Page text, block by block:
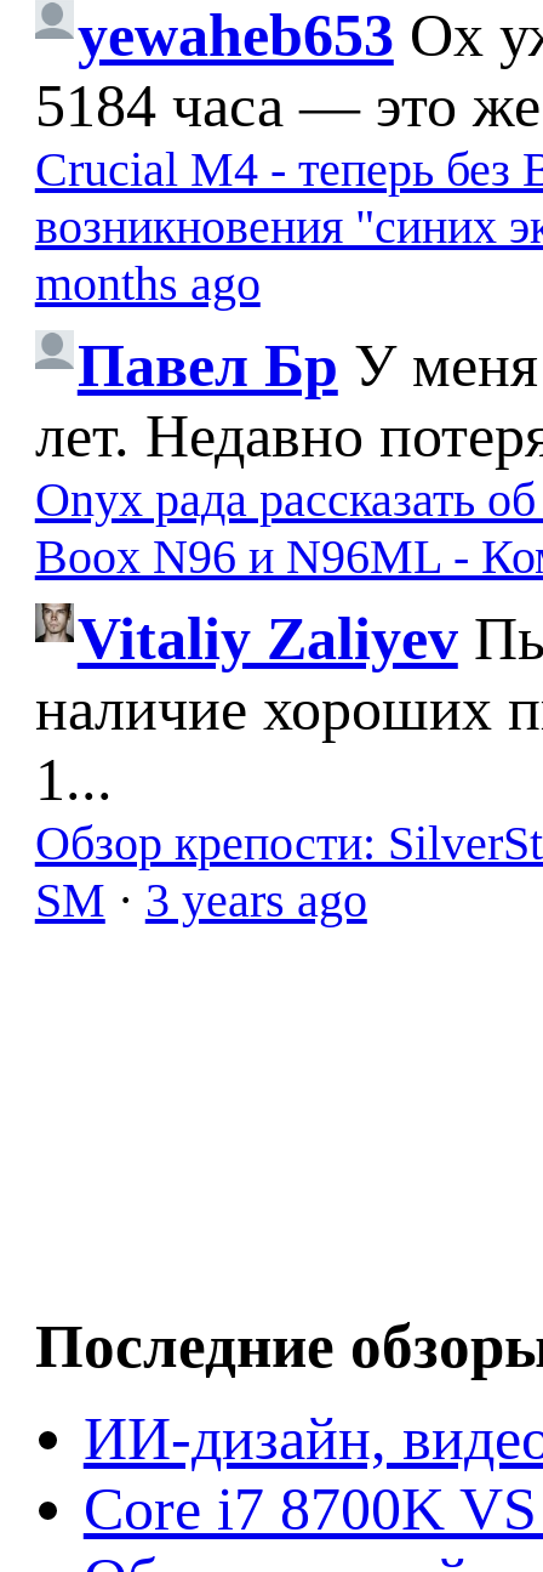
yewaheb653 Ох
5184 часа — это
Crucial M4 - теперь без
возникновения "синих
months ago
Павел Бр У меня
лет. Недавно
Onyx рада рассказать
Boox N96 и N96ML -
Vitaliy Zaliyev
наличие хороших
1...
Обзор крепости:
SM · 3 years ago
Последние
ИИ-дизайн,
Core i7 8700K